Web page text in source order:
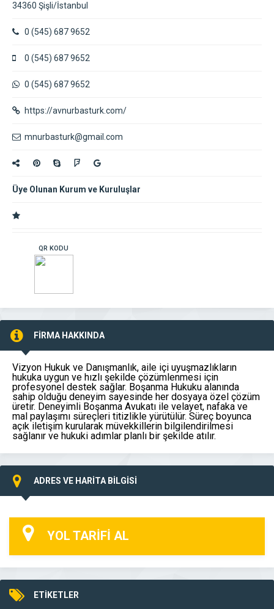
34360 Şişli/İstanbul
0 (545) 687 9652
0 (545) 687 9652
0 (545) 687 9652
https://avnurbasturk.com/
mnurbasturk@gmail.com
Üye Olunan Kurum ve Kuruluşlar
QR KODU
FİRMA HAKKINDA
Vizyon Hukuk ve Danışmanlık, aile içi uyuşmazlıkların
hukuka uygun ve hızlı şekilde çözümlenmesi için
profesyonel destek sağlar. Boşanma Hukuku alanında
sahip olduğu deneyim sayesinde her dosyaya özel çözüm
üretir. Deneyimli Boşanma Avukatı ile velayet, nafaka ve
mal paylaşımı süreçleri titizlikle yürütülür. Süreç boyunca
açık iletişim kurularak müvekkillerin bilgilendirilmesi
sağlanır ve hukuki adımlar planlı bir şekilde atılır.
ADRES VE HARİTA BİLGİSİ
YOL TARİFİ AL
ETİKETLER